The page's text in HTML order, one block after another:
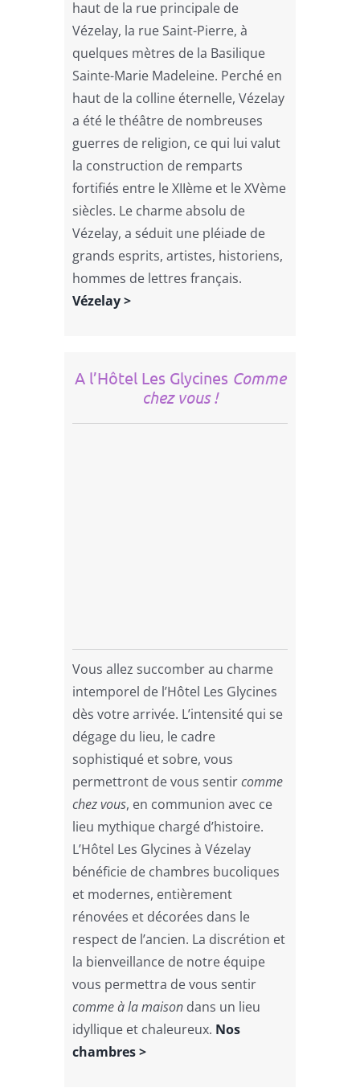
haut de la rue principale de
Vézelay, la rue Saint-Pierre, à
quelques mètres de la Basilique
Sainte-Marie Madeleine. Perché en
haut de la colline éternelle, Vézelay
a été le théâtre de nombreuses
guerres de religion, ce qui lui valut
la construction de remparts
fortifiés entre le XIIème et le XVème
siècles. Le charme absolu de
Vézelay, a séduit une pléiade de
grands esprits, artistes, historiens,
hommes de lettres français.
Vézelay >
A l’Hôtel Les Glycines Comme
chez vous !
Vous allez succomber au charme
intemporel de l’Hôtel Les Glycines
dès votre arrivée. L’intensité qui se
dégage du lieu, le cadre
sophistiqué et sobre, vous
permettront de vous sentircomme
chez vous, en communion avec ce
lieu mythique chargé d’histoire.
L’Hôtel Les Glycines à Vézelay
bénéficie de chambres bucoliques
et modernes, entièrement
rénovées et décorées dans le
respect de l’ancien. La discrétion et
la bienveillance de notre équipe
vous permettra de vous sentir
comme à la maison dans un lieu
idyllique et chaleureux. Nos
chambres >